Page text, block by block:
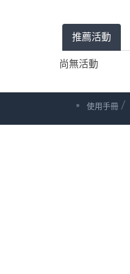
推薦活動
尚無活動
使用手冊 /